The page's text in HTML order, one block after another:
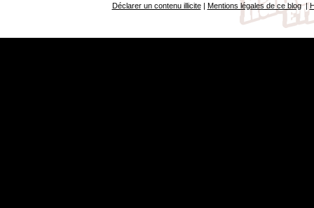
Déclarer un contenu illicite| Mentions légales de ce blog|